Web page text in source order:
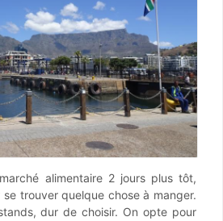
alimentaire 2 jours plus tôt,
trouver quelque chose à manger.
dur de choisir. On opte pour